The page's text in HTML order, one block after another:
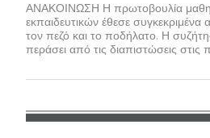
ΑΝΑΚΟΙΝΩΣΗ Η πρωτοβουλία
εκπαιδευτικών έθεσε συγκεκριμένα
τον πεζό και το ποδήλατο. Η
περάσει από τις διαπιστώσεις στις